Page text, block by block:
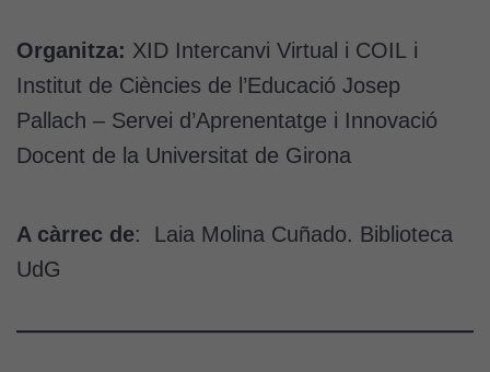
Organitza: XID Intercanvi Virtual i COIL i
Institut de Ciències de l’Educació Josep
Pallach – Servei d’Aprenentatge i Innovació
Docent de la Universitat de Girona
A càrrec de: Laia Molina Cuñado. Biblioteca
UdG